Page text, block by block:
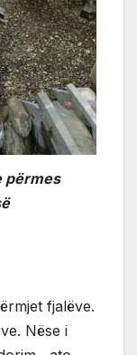
përmes
fjalëve.
Nëse i